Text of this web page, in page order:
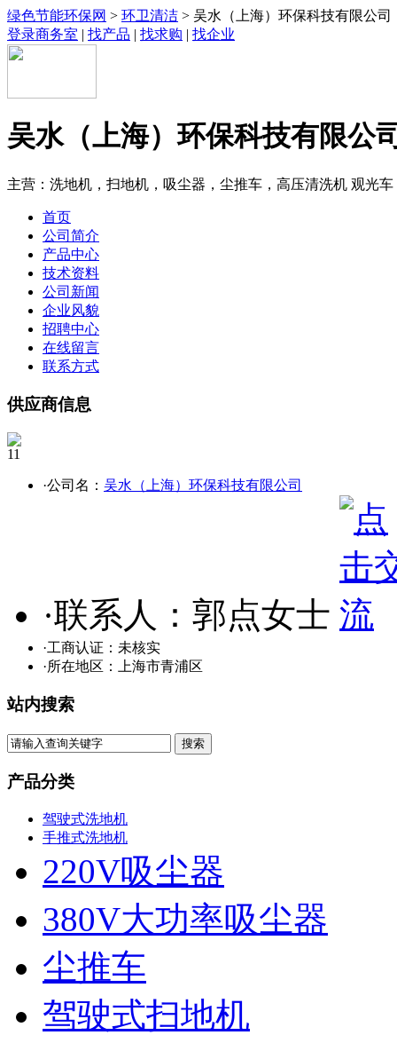
绿色节能环保网 > 环卫清洁 > 吴水（上海）环保科技有限公司
登录商务室 | 找产品 | 找求购 | 找企业
吴水（上海）环保科技有限公
主营：洗地机，扫地机，吸尘器，尘推车，高压清洗机 观光车
首页
公司简介
产品中心
技术资料
公司新闻
企业风貌
招聘中心
在线留言
联系方式
供应商信息
11
·公司名： 吴水（上海）环保科技有限公司
·联系人：郭点女士
·工商认证： 未核实
·所在地区：上海市青浦区
站内搜索
产品分类
驾驶式洗地机
手推式洗地机
220V吸尘器
380V大功率吸尘器
尘推车
驾驶式扫地机